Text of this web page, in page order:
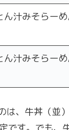
ん汁みそらー
ん汁みそらー
は、牛丼（並